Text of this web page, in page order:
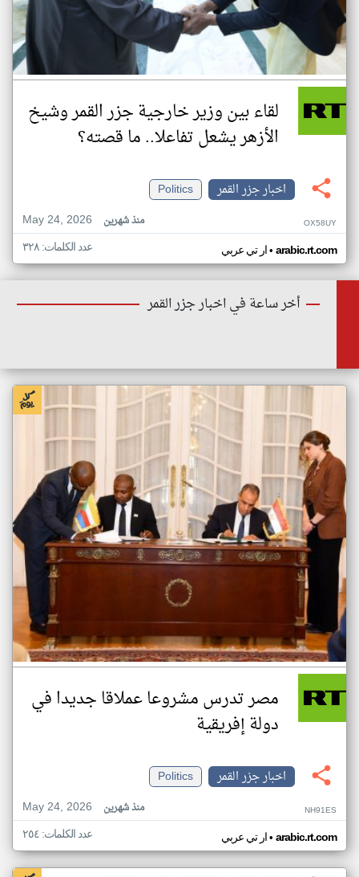
لقاء بين وزير خارجية جزر القمر وشيخ
الأزهر يشعل تفاعلا.. ما قصته؟
اخبار جزر القمر
Politics
May 24, 2026
منذ شهرين OX58UY
ار تي عربي• arabic.rt.com عدد الكلمات: ٣٢٨
أخر ساعة في اخبار جزر القمر
مصر تدرس مشروعا عملاقا جديدا في
دولة إفريقية
اخبار جزر القمر
Politics
May 24, 2026
منذ شهرين NH91ES
ار تي عربي• arabic.rt.com عدد الكلمات: ٢٥٤